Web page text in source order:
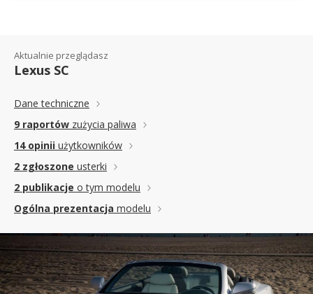
Aktualnie przeglądasz
Lexus SC
Dane techniczne
9 raportów zużycia paliwa
14 opinii użytkowników
2 zgłoszone usterki
2 publikacje o tym modelu
Ogólna prezentacja modelu